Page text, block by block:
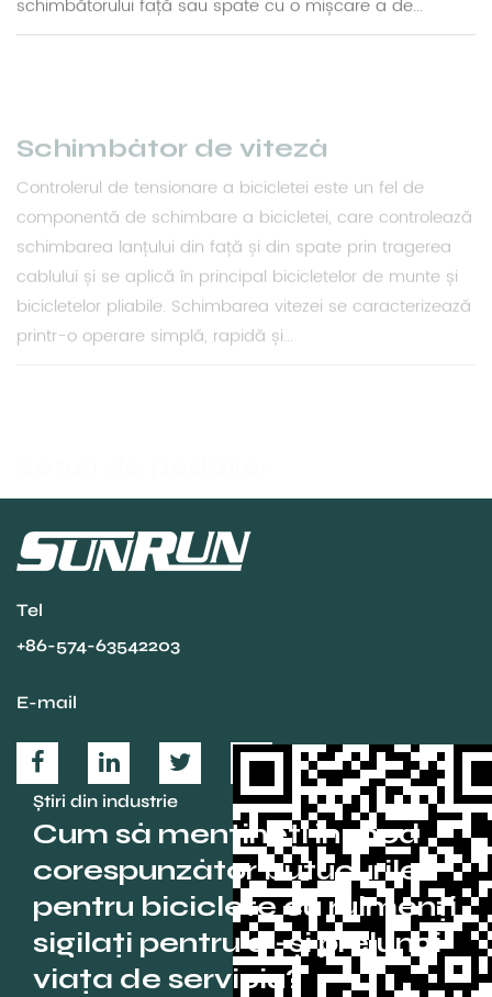
Schimbător de viteză
cablului și se aplică în principal bicicletelor de munte și
bicicletelor pliabile. Schimbarea vitezei se caracterizează
printr-o operare simplă, rapidă și...
Seturi de pedalier
Coloana centrală este partea de mijloc a bicicletei,
spate, astfel incat bicicleta sa genereze ...
Tel
+86-574-63542203
E-mail
Știri din industrie
Cum să mențineți în mod
corespunzător butucurile
pentru biciclete cu rulmenți
sigilați pentru a -și prelungi
viața de serviciu?